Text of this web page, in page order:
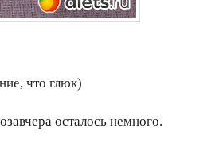
что глюк)
осталось немного.